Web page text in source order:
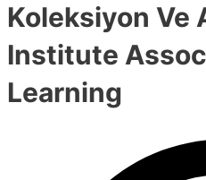
Koleksiyon Ve
Institute
Learning